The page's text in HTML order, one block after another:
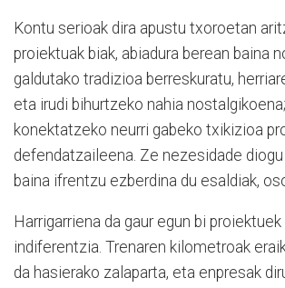
Kontu serioak dira apustu txoroetan
proiektuak biak, abiadura berean baina
galdutako tradizioa berreskuratu,
eta irudi bihurtzeko nahia
konektatzeko neurri gabeko txikizioa
defendatzaileena. Ze nezesidade
baina ifrentzu ezberdina du esaldiak,
Harrigarriena da gaur egun bi
indiferentzia. Trenaren kilometroak
da hasierako zalaparta, eta enpresak